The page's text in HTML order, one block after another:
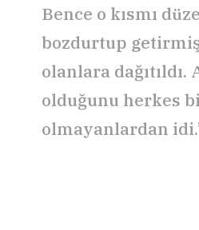
Bence o kısmı
bozdurtup
olanlara dağıtıldı.
olduğunu herkes
olmayanlardan